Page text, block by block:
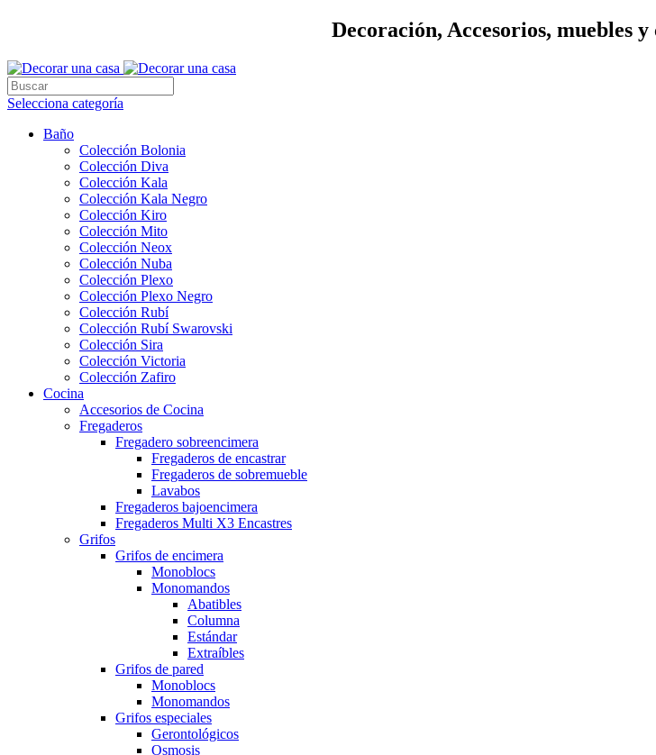
Decoración, Accesorios, muebles
Selecciona categoría
Baño
Colección Bolonia
Colección Diva
Colección Kala
Colección Kala Negro
Colección Kiro
Colección Mito
Colección Neox
Colección Nuba
Colección Plexo
Colección Plexo Negro
Colección Rubí
Colección Rubí Swarovski
Colección Sira
Colección Victoria
Colección Zafiro
Cocina
Accesorios de Cocina
Fregaderos
Fregadero sobreencimera
Fregaderos de encastrar
Fregaderos de sobremueble
Lavabos
Fregaderos bajoencimera
Fregaderos Multi X3 Encastres
Grifos
Grifos de encimera
Monoblocs
Monomandos
Abatibles
Columna
Estándar
Extraíbles
Grifos de pared
Monoblocs
Monomandos
Grifos especiales
Gerontológicos
Osmosis